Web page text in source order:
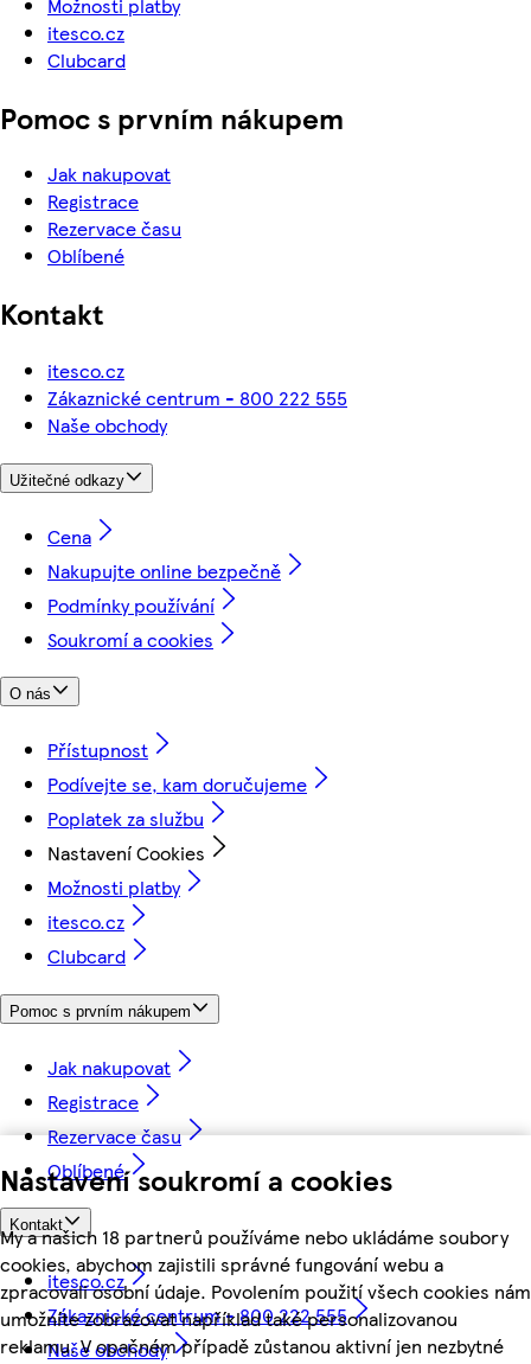
Nastavení soukromí a cookies
My a našich 18 partnerů používáme nebo ukládáme soubory
cookies, abychom zajistili správné fungování webu a
zpracovali osobní údaje. Povolením použití všech cookies nám
umožníte zobrazovat například také personalizovanou
reklamu. V opačném případě zůstanou aktivní jen nezbytné
itesco.cz
Clubcard
Pomoc s prvním nákupem
Jak nakupovat
Registrace
Rezervace času
Oblíbené
Kontakt
itesco.cz
Zákaznické centrum - 800 222 555
Naše obchody
Užitečné odkazy
Cena
Nakupujte online bezpečně
Podmínky používání
Soukromí a cookies
O nás
Přístupnost
Podívejte se, kam doručujeme
Poplatek za službu
Nastavení Cookies
Možnosti platby
itesco.cz
Clubcard
Pomoc s prvním nákupem
Jak nakupovat
Registrace
Rezervace času
Oblíbené
Kontakt
itesco.cz
Zákaznické centrum - 800 222 555
Naše obchody